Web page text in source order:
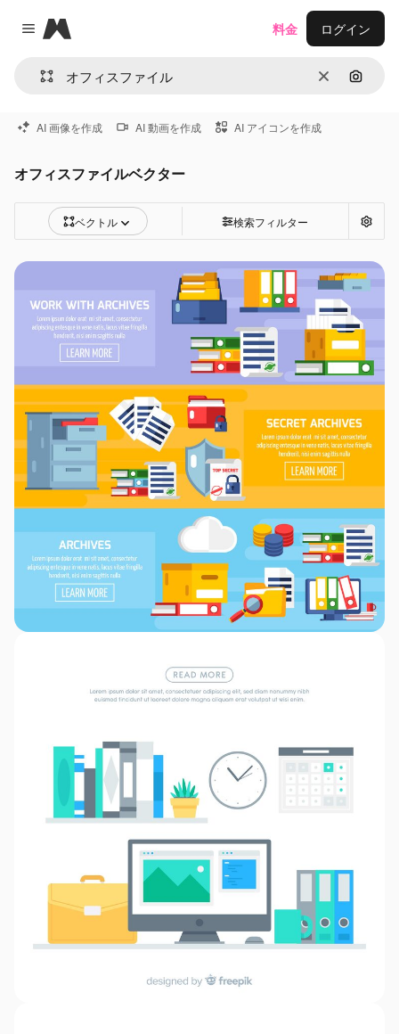
Close menu
Magnific
消去 画像で
料金 ログイン
AI 画像を作成 AI 動画を作成 AI アイコンを作成
オフィスファイルベクター
ベクトル 検索フィルター